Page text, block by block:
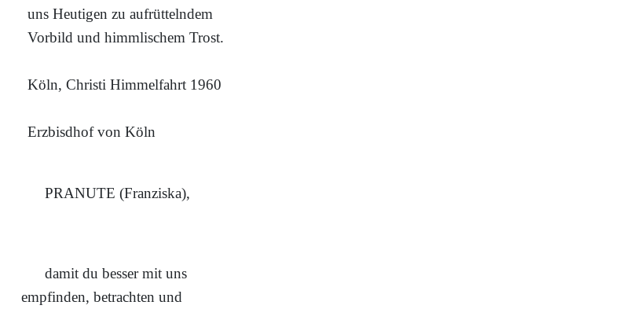
uns Heutigen zu aufrüttelndem
Vorbild und himmlischem Trost.
Köln, Christi Himmelfahrt 1960
Erzbisdhof von Köln
PRANUTE (Franziska),
damit du besser mit uns
empfinden, betrachten und